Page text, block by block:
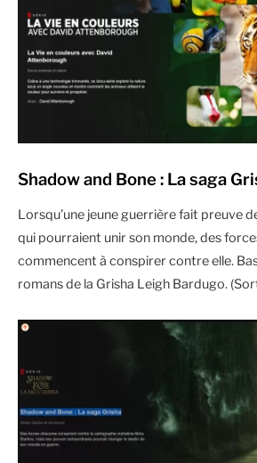
Shadow and Bone : La saga
Lorsqu’une jeune guerrière fait preuve
qui pourraient unir son monde, des
commencent à conspirer contre elle.
romans de la Grisha Leigh Bardugo.